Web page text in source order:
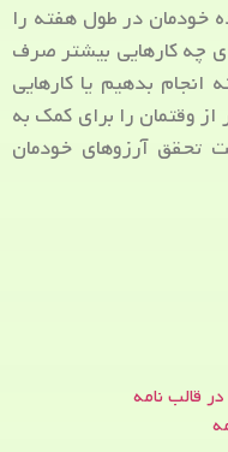
خودمان در طول هفته را
چه کارهایی بیشتر صرف
انجام بدهیم یا کارهایی
وقتمان را برای کمک به
تحقق آرزوهای خودمان
قالب نامه